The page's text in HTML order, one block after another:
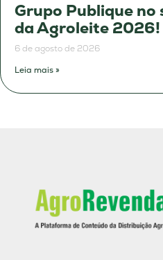
Grupo Publique no
da Agroleite 2026!
6 de agosto de 2026
Leia mais »